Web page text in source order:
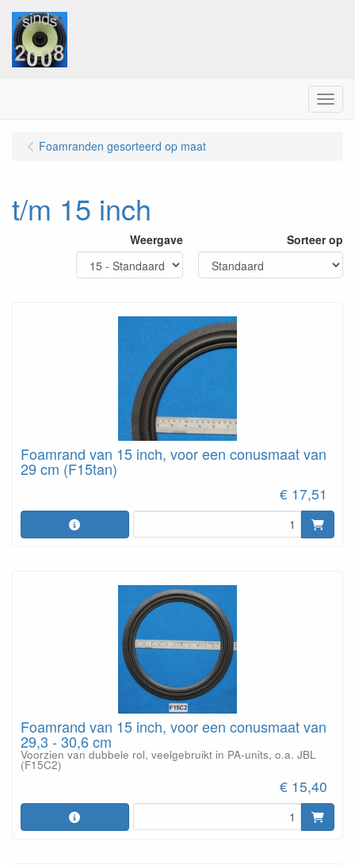
Menu
Foamranden gesorteerd op maat
t/m 15 inch
Weergave Sorteer op
Foamrand van 15 inch, voor een conusmaat van
29 cm (F15tan)
€ 17,51
Foamrand van 15 inch, voor een conusmaat van
29,3 - 30,6 cm
Voorzien van dubbele rol, veelgebruikt in PA-units, o.a. JBL
(F15C2)
€ 15,40